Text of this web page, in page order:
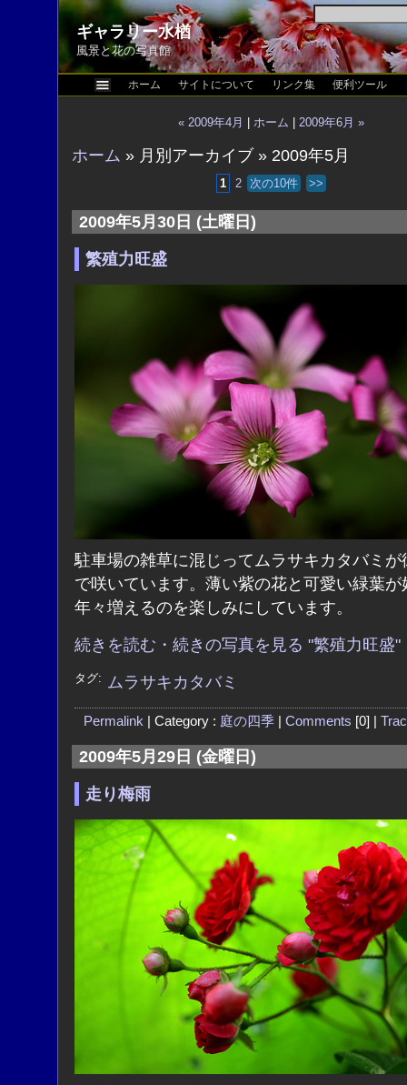
ギャラリー水楢
風景と花の写真館
ホーム サイトについて リンク集 便利ツール
« 2009年4月 ホーム 2009年6月 »
ホーム » 月別アーカイブ » 2009年5月
1 2 次の10件 >>
2009年5月30日 (土曜日)
繁殖力旺盛
駐車場の雑草に混じってムラサキカタバミが
で咲いています。薄い紫の花と可愛い緑葉が
年々増えるのを楽しみにしています。
続きを読む・続きの写真を見る "繁殖力旺盛"
タグ: ムラサキカタバミ
Permalink | Category : 庭の四季| Comments [0] |
2009年5月29日 (金曜日)
走り梅雨